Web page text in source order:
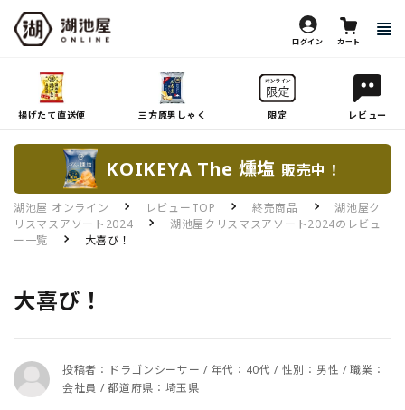
ログイン カート
揚げたて直送便 三方原男しゃく 限定 レビュー
KOIKEYA The 燻塩 販売中！
湖池屋 オンライン レビューTOP 終売商品
湖池屋ク
リスマスアソート2024
湖池屋クリスマスアソート2024のレビュ
ー一覧
大喜び！
大喜び！
投稿者：ドラゴンシーサー / 年代：40代 / 性別：男性 / 職業：
会社員 / 都道府県：埼玉県